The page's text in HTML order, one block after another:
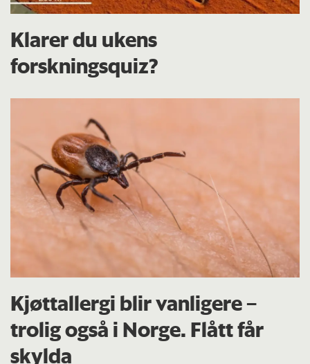
Klarer du ukens
forskningsquiz?
Kjøttallergi blir vanligere –
trolig også i Norge. Flått får
skylda